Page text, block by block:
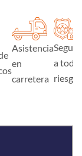
Asistencia
en
carretera
Seguro
a todo
riesgo